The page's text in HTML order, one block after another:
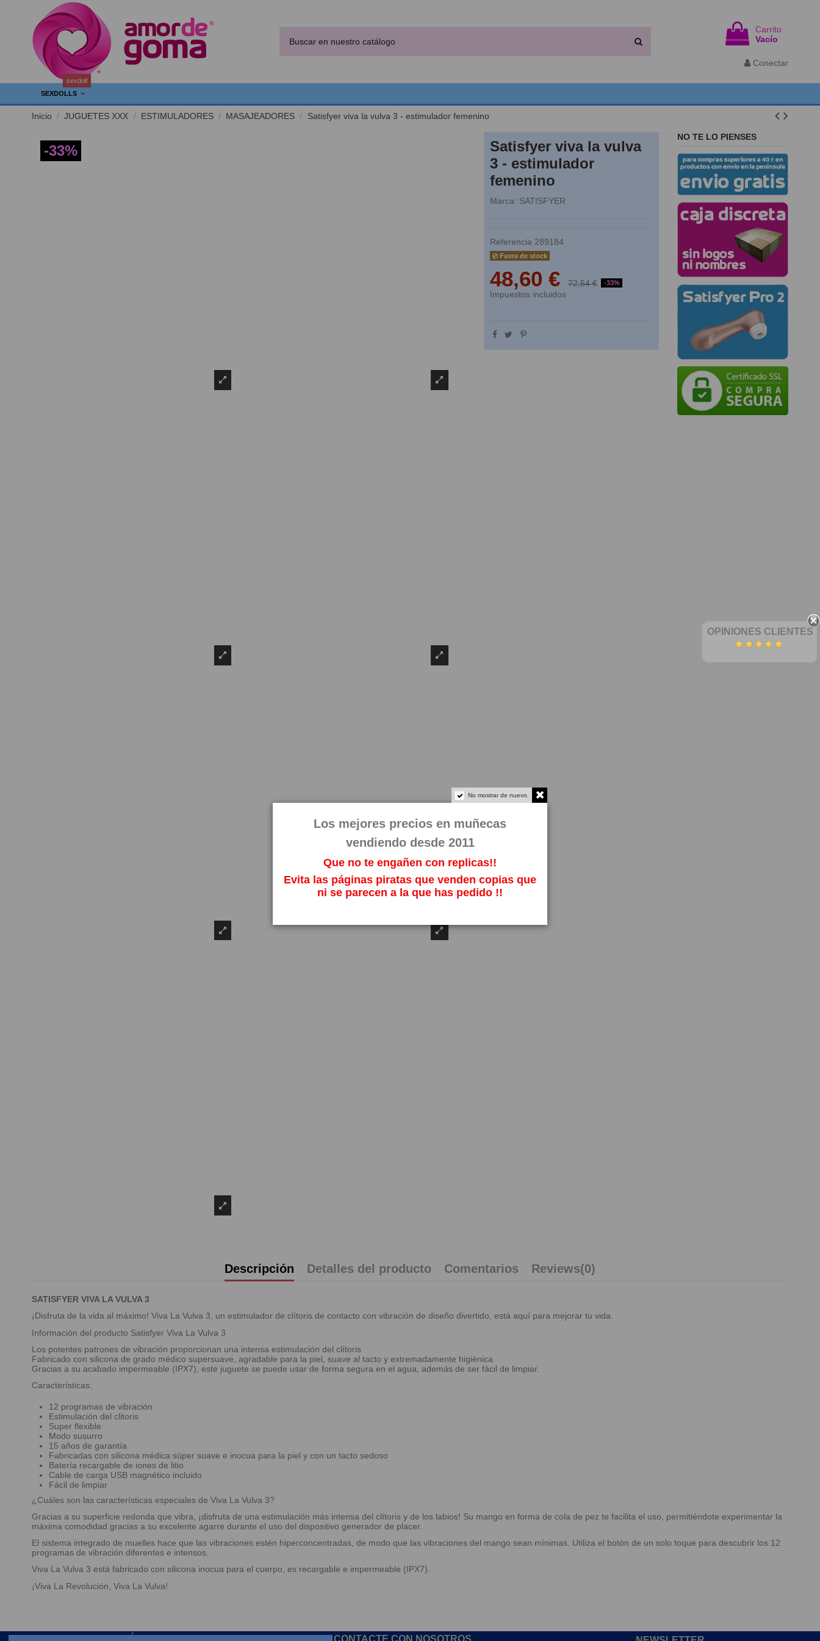
Carrito
Vacío
Conectar
SEXDOLLS
sexdoll
Inicio JUGUETES XXX ESTIMULADORES MASAJEADORES Satisfyer viva la vulva 3 - estimulador femenino
-33%
Satisfyer viva la vulva
3 - estimulador
femenino
Marca: SATISFYER
Referencia 289184
Fuera de stock
48,60 € 72,54 € -33%
Impuestos incluidos
NO TE LO PIENSES
Descripción Detalles del producto Comentarios Reviews(0)
SATISFYER VIVA LA VULVA 3
¡Disfruta de la vida al máximo! Viva La Vulva 3, un estimulador de clítoris de contacto con vibración de diseño divertido, está aquí para mejorar tu vida.
Información del producto Satisfyer Viva La Vulva 3
Los potentes patrones de vibración proporcionan una intensa estimulación del clítoris
Fabricado con silicona de grado médico supersuave, agradable para la piel, suave al tacto y extremadamente higiénica
Gracias a su acabado impermeable (IPX7), este juguete se puede usar de forma segura en el agua, además de ser fácil de limpiar.
Características:
12 programas de vibración
Estimulación del clitoris
Super flexible
Modo susurro
15 años de garantía
Fabricadas con silicona médica súper suave e inocua para la piel y con un tacto sedoso
Batería recargable de iones de litio
Cable de carga USB magnético incluido
Fácil de limpiar
¿Cuáles son las características especiales de Viva La Vulva 3?
Gracias a su superficie redonda que vibra, ¡disfruta de una estimulación más intensa del clítoris y de los labios! Su mango en forma de cola de pez te facilita el uso, permitiéndote experimentar la
máxima comodidad gracias a su excelente agarre durante el uso del dispositivo generador de placer.
El sistema integrado de muelles hace que las vibraciones estén hiperconcentradas, de modo que las vibraciones del mango sean mínimas. Utiliza el botón de un solo toque para descubrir los 12
programas de vibración diferentes e intensos.
Viva La Vulva 3 está fabricado con silicona inocua para el cuerpo, es recargable e impermeable (IPX7).
¡Viva La Revolución, Viva La Vulva!
CONTACTE CON NOSOTROS
OPINIONES CLIENTES
No mostrar de nuevo.
Los mejores precios en muñecas
vendiendo desde 2011
Que no te engañen con replicas!!
Evita las páginas piratas que venden copias que
ni se parecen a la que has pedido !!